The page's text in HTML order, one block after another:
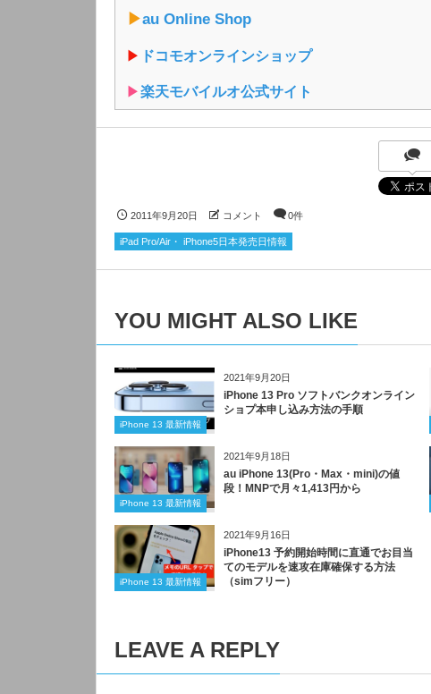
▶︎au Online Shop
▶︎ ドコモオンラインショップ
▶︎楽天モバイルオ公式サイト
2011年9月20日 コメント 0件
iPad Pro/Air・ iPhone5日本発売日情報
YOU MIGHT ALSO LIKE
2021年9月20日
iPhone 13 最新情報
iPhone 13 Pro ソフトバンクオンライン
ショプ本申し込み方法の手順
2021年9月18日
iPhone 13 最新情報
au iPhone 13(Pro・Max・mini)の値
段！MNPで月々1,413円から
2021年9月16日
iPhone 13 最新情報
iPhone13 予約開始時間に直通でお目当
てのモデルを速攻在庫確保する方法
（simフリー）
LEAVE A REPLY